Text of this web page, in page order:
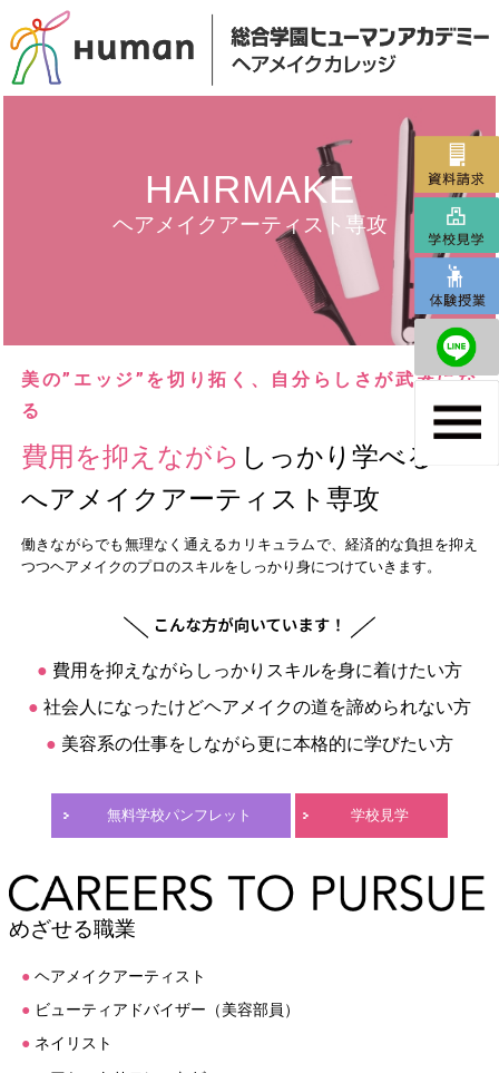
HAIRMAKE
ヘアメイクアーティスト専攻
美の”エッジ”を切り拓く、自分らしさが武器にな
る
費用を抑えながら しっかり学べる
へアメイクアーティスト専攻
働きながらでも無理なく通えるカリキュラムで、経済的な負担を抑え
つつヘアメイクのプロのスキルをしっかり身につけていきます。
● 費用を抑えながらしっかりスキルを身に着けたい方
● 社会人になったけどヘアメイクの道を諦められない方
● 美容系の仕事をしながら更に本格的に学びたい方
無料学校パンフレット 学校見学
めざせる職業
● ヘアメイクアーティスト
● ビューティアドバイザー（美容部員）
● ネイリスト